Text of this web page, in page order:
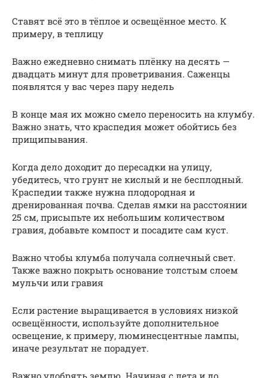
Ставят всё это в тёплое и освещённое место. К
примеру, в теплицу
Важно ежедневно снимать плёнку на десять —
двадцать минут для проветривания. Саженцы
появлятся у вас через пару недель
В конце мая их можно смело переносить на клумбу.
Важно знать, что краспедия может обойтись без
прищипывания.
Когда дело доходит до пересадки на улицу,
убедитесь, что грунт не кислый и не бесплодный.
Краспедии также нужна плодородная и
дренированная почва. Сделав ямки на расстоянии
25 см, присыпьте их небольшим количеством
гравия, добавьте компост и посадите сам куст.
Важно чтобы клумба получала солнечный свет.
Также важно покрыть основание толстым слоем
мульчи или гравия
Если растение выращивается в условиях низкой
освещённости, используйте дополнительное
освещение, к примеру, люминесцентные лампы,
иначе результат не порадует.
Важно удобрять землю. Начиная с лета и до